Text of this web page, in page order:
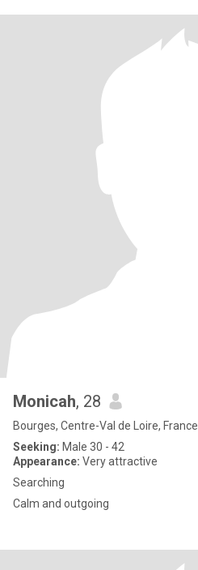
Monicah, 28
Bourges, Centre-Val de Loire, France
Seeking: Male 30 - 42
Appearance: Very attractive
Searching
Calm and outgoing